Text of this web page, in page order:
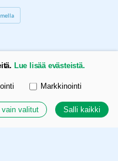
Lue lisää evästeistä.
Markkinointi
vain valitut Salli kaikki